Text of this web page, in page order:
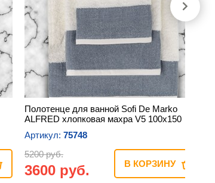
Полотенце для ванной Sofi De Marko
ALFRED хлопковая махра V5 100х150
Артикул: 75748
5200 руб.
3600 руб. В КОРЗИНУ